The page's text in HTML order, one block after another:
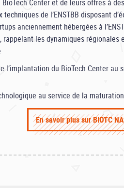
Center et de leurs offres à
de l’ENSTBB disposant
anciennement hébergées à
rappelant les dynamiques
du BioTech Center au
au service de la
En savoir plus sur BIOTC NA